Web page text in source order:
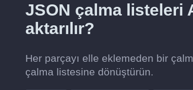
JSON çalma listeleri
aktarılır?
Her parçayı elle eklemeden bir
çalma listesine dönüştürün.